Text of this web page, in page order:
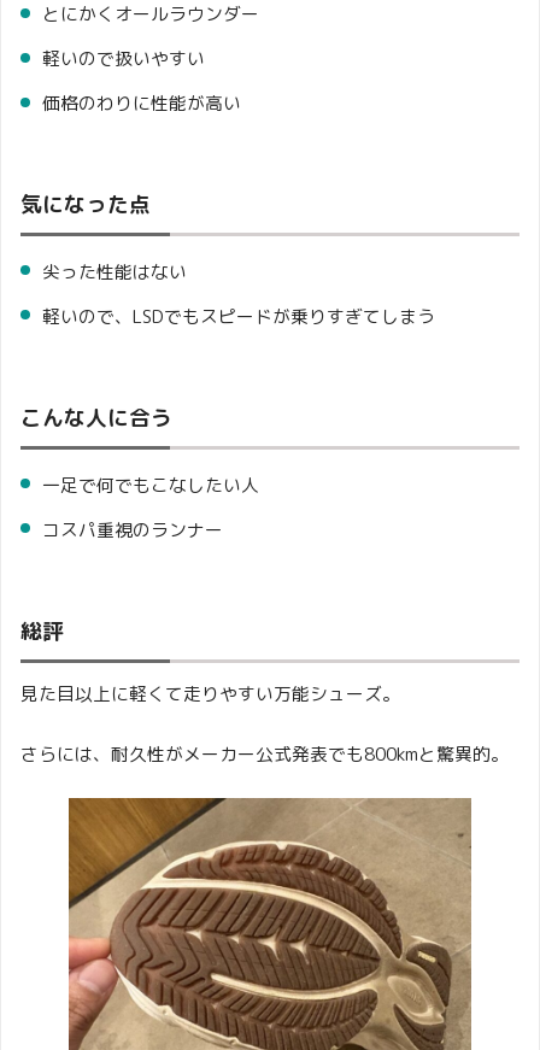
とにかくオールラウンダー
軽いので扱いやすい
価格のわりに性能が高い
気になった点
尖った性能はない
軽いので、LSDでもスピードが乗りすぎてしまう
こんな人に合う
一足で何でもこなしたい人
コスパ重視のランナー
総評
見た目以上に軽くて走りやすい万能シューズ。
さらには、耐久性がメーカー公式発表でも800kmと驚異的。